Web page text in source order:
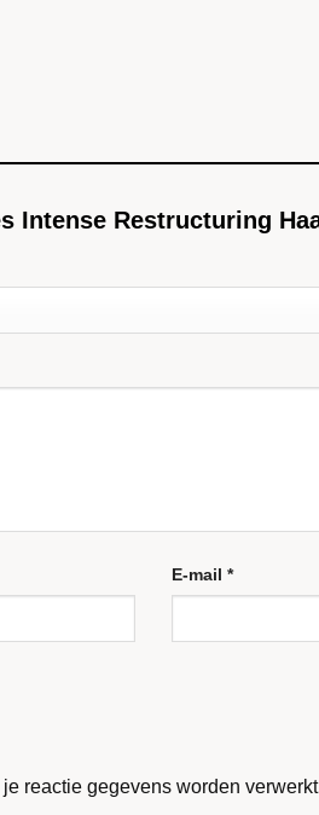
Intense Restructuring
E-mail *
reactie gegevens worden verwerkt